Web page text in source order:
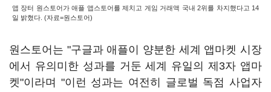
앱 장터 원스토어가 애플 앱스토어를 제치고 게임 거래액 국내 2위를 차지했다고 14
일 밝혔다. (자료=원스토어)
원스토어는 "구글과 애플이 양분한 세계 앱마켓 시장
에서 유의미한 성과를 거둔 세계 유일의 제3자 앱마
켓"이라며 "이런 성과는 여전히 글로벌 독점 사업자